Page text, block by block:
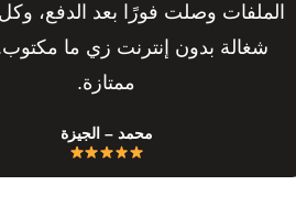
الملفات وصلت فورًا بعد الدفع،
شغالة بدون إنترنت زي ما
ممتازة.
محمد – الجيزة